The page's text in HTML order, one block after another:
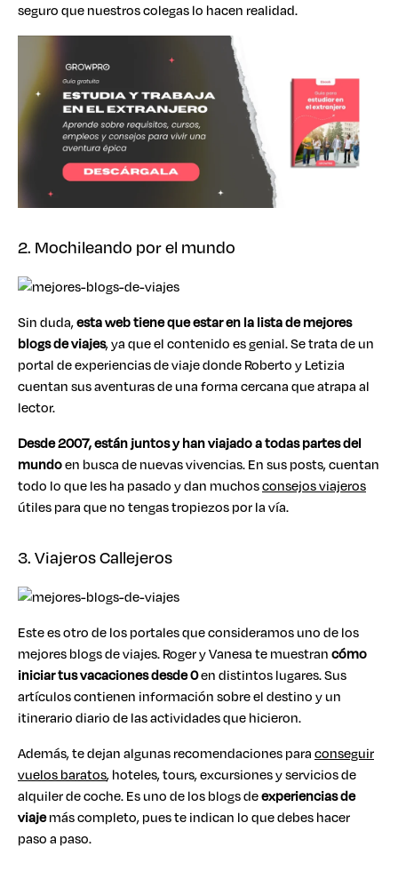
seguro que nuestros colegas lo hacen realidad.
2. Mochileando por el mundo
Sin duda,esta web tiene que estar en la lista de mejores
blogs de viajes, ya que el contenido es genial. Se trata de un
portal de experiencias de viaje donde Roberto y Letizia
cuentan sus aventuras de una forma cercana que atrapa al
lector.
Desde 2007, están juntos y han viajado a todas partes del
mundoen busca de nuevas vivencias. En sus posts, cuentan
todo lo que les ha pasado y dan muchosconsejos viajeros
útiles para que no tengas tropiezos por la vía.
3. Viajeros Callejeros
Este es otro de los portales que consideramos uno de los
mejores blogs de viajes. Roger y Vanesa te muestrancómo
iniciar tus vacaciones desde 0en distintos lugares. Sus
artículos contienen información sobre el destino y un
itinerario diario de las actividades que hicieron.
Además, te dejan algunas recomendaciones paraconseguir
vuelos baratos, hoteles, tours, excursiones y servicios de
alquiler de coche. Es uno de los blogs deexperiencias de
viajemás completo, pues te indican lo que debes hacer
paso a paso.